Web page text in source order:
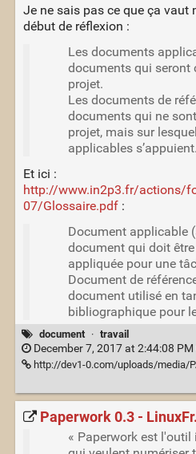
Je ne sais pas ce que ça vaut
début de réflexion :
Les documents
documents qui seront
projet.
Les documents de
documents qui ne
projet, mais sur
applicables s’appuient.
Et ici :
http://www.in2p3.fr/actions/
07/Glossaire.pdf:
Document applicable
document qui doit
appliquée pour une
Document de
document utilisé en
bibliographique pour
document · travail
December 7, 2017 at 2:44:08 PM
http://dev1-0.com/uploads/media/
Paperwork 0.3 -
« Paperwork est